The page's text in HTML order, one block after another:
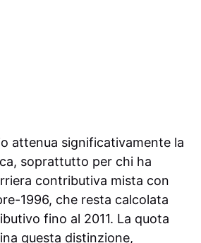
attenua significativamente la
soprattutto per chi ha
contributiva mista con
1996, che resta calcolata
fino al 2011. La quota
questa distinzione,